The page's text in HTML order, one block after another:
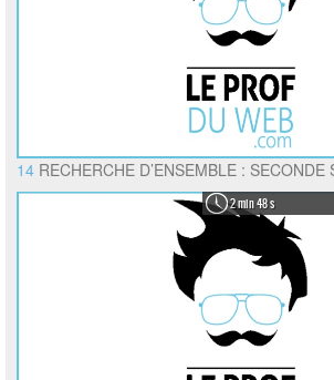
14 RECHERCHE D’ENSEMBLE : SECONDE
2 min 48 s